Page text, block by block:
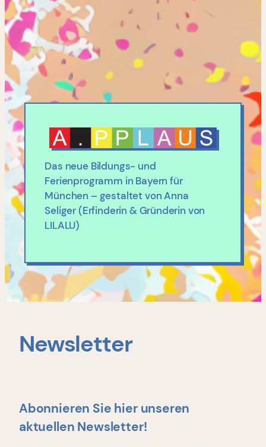
Das neue Bildungs- und
Ferienprogramm in Bayern für
München – gestaltet von Anna
Seliger (Erfinderin & Gründerin von
LILALU)
Newsletter
Abonnieren Sie hier unseren
aktuellen Newsletter!